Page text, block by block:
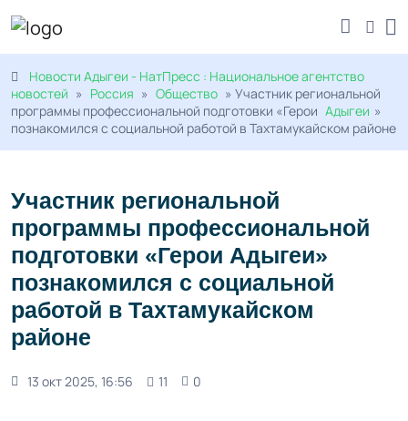
Новости Адыгеи - НатПресс : Национальное агентство
новостей » Россия » Общество » Участник региональной
программы профессиональной подготовки «Герои Адыгеи »
познакомился с социальной работой в Тахтамукайском районе
Участник региональной
программы профессиональной
подготовки «Герои Адыгеи»
познакомился с социальной
работой в Тахтамукайском
районе
13 окт 2025, 16:56 11 0